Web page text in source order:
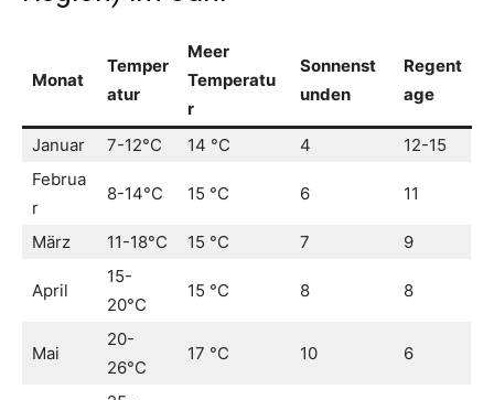
Monat
Temper
atur
Meer
Temperatu
r
Sonnenst
unden
Regent
age
Januar 7-12°C 14 °C 4
12-15
Februa
r
8-14°C 15 °C 6 11
März 11-18°C 15 °C 7 9
April
15-
20°C
15 °C 8 8
Mai
20-
26°C
17 °C 10 6